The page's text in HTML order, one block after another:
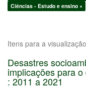
Ciências - Estudo e ensino ×
Itens para a
Desastres
implicações para
: 2011 a 2021